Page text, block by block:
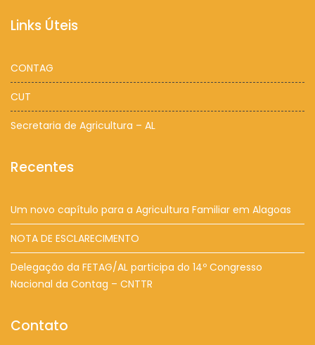
Links Úteis
CONTAG
CUT
Secretaria de Agricultura – AL
Recentes
Um novo capítulo para a Agricultura Familiar em Alagoas
NOTA DE ESCLARECIMENTO
Delegação da FETAG/AL participa do 14º Congresso
Nacional da Contag – CNTTR
Contato